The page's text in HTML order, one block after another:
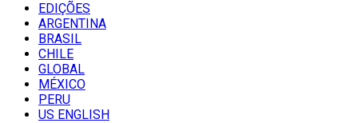
EDIÇÕES
ARGENTINA
BRASIL
CHILE
GLOBAL
MÉXICO
PERU
US ENGLISH